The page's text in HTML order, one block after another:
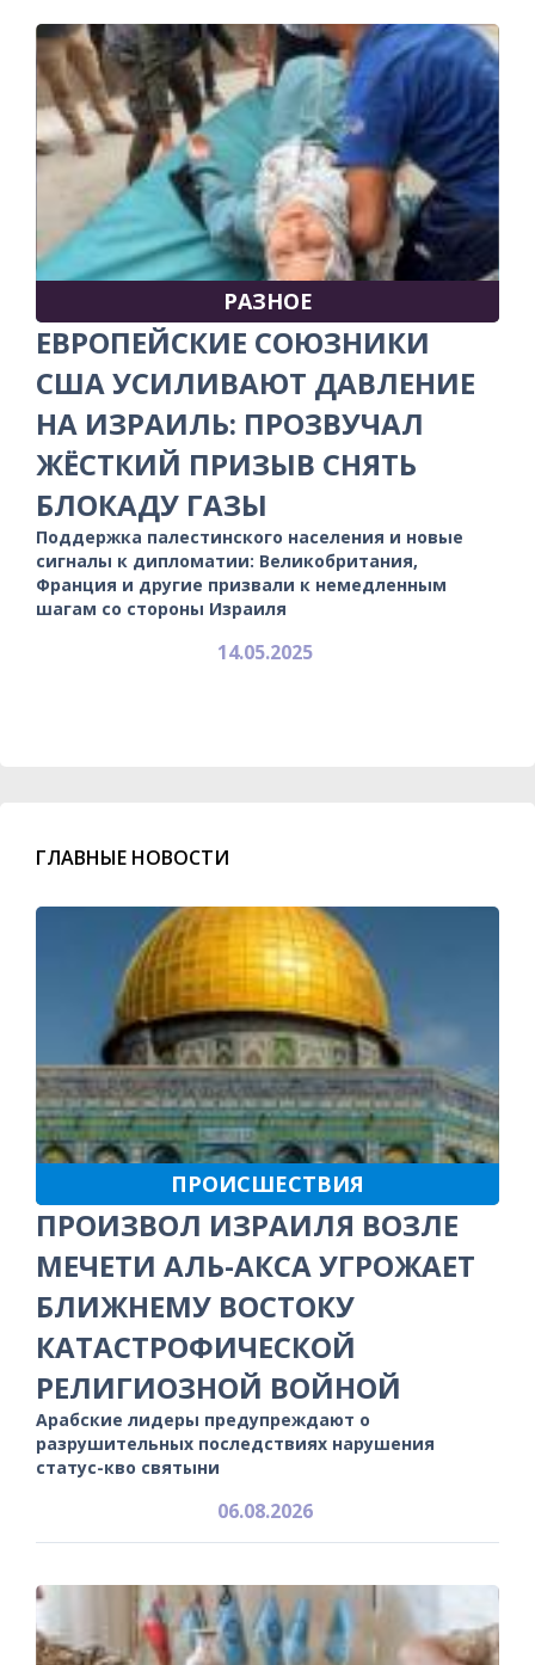
РАЗНОЕ
ЕВРОПЕЙСКИЕ СОЮЗНИКИ
США УСИЛИВАЮТ ДАВЛЕНИЕ
НА ИЗРАИЛЬ: ПРОЗВУЧАЛ
ЖЁСТКИЙ ПРИЗЫВ СНЯТЬ
БЛОКАДУ ГАЗЫ
Поддержка палестинского населения и новые
сигналы к дипломатии: Великобритания,
Франция и другие призвали к немедленным
шагам со стороны Израиля
14.05.2025
ГЛАВНЫЕ НОВОСТИ
ПРОИСШЕСТВИЯ
ПРОИЗВОЛ ИЗРАИЛЯ ВОЗЛЕ
МЕЧЕТИ АЛЬ-АКСА УГРОЖАЕТ
БЛИЖНЕМУ ВОСТОКУ
КАТАСТРОФИЧЕСКОЙ
РЕЛИГИОЗНОЙ ВОЙНОЙ
Арабские лидеры предупреждают о
разрушительных последствиях нарушения
статус-кво святыни
06.08.2026